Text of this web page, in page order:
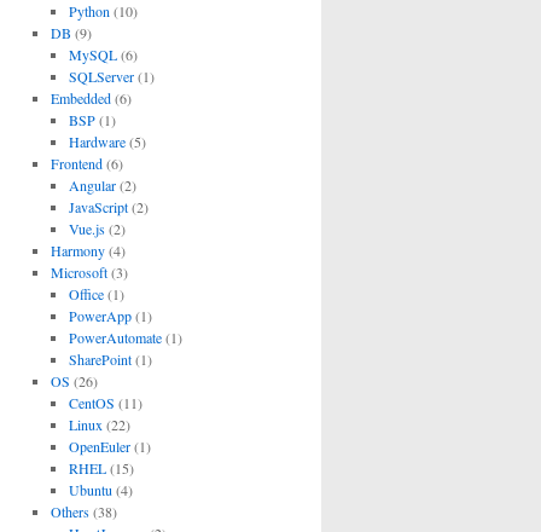
Python (10)
DB (9)
MySQL(6)
SQLServer(1)
Embedded(6)
BSP(1)
Hardware(5)
Frontend(6)
Angular(2)
JavaScript(2)
Vue.js(2)
Harmony(4)
Microsoft(3)
Office(1)
PowerApp(1)
PowerAutomate(1)
SharePoint(1)
OS (26)
CentOS (11)
Linux (22)
OpenEuler(1)
RHEL(15)
Ubuntu (4)
Others(38)